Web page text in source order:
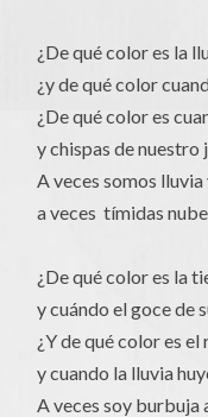
¿De qué color es la
¿y de qué color
¿De qué color es
y chispas de nuestro
A veces somos lluvia
a veces tímidas
¿De qué color es la
y cuándo el goce de
¿Y de qué color es
y cuando la lluvia
A veces soy burbuja